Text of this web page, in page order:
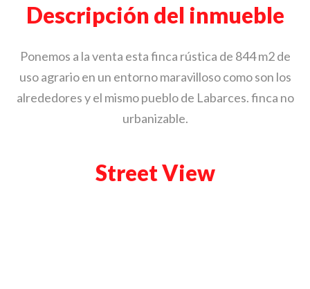
Descripción del inmueble
Ponemos a la venta esta finca rústica de 844 m2 de
uso agrario en un entorno maravilloso como son los
alrededores y el mismo pueblo de Labarces. finca no
urbanizable.
Street View